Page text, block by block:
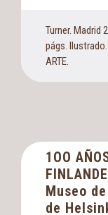
Turner. Madrid
págs.
ARTE.
1OO
Museo
de